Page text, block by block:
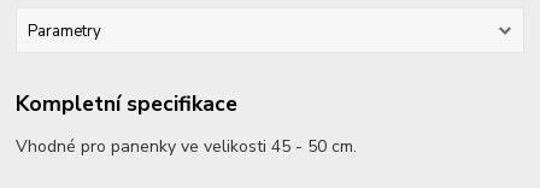
Parametry
Kompletní specifikace
Vhodné pro panenky ve velikosti 45 - 50 cm.